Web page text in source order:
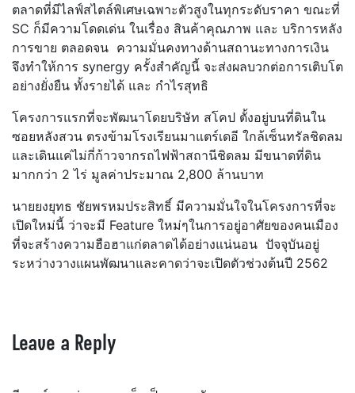
ตลาดที่มีไลฟ์สไตล์พิเศษเฉพาะตัวสูงในทุกระดับราคา ขณะที่
SC ก็มีความโดดเด่น ในเรื่อง สินค้าคุณภาพ และ บริการหลัง
การขาย ตลอดจน ความมั่นคงทางด้านสถานะทางการเงิน
จึงทำให้การ synergy ครั้งสำคัญนี้ จะส่งผลบวกต่อการเติบโต
อย่างยั่งยืน ทั้งรายได้ และ กำไรสุทธิ
โครงการแรกที่จะพัฒนาโดยบริษัท สโคป ตั้งอยู่บนที่ดินใน
ซอยหลังสวน ตรงข้ามโรงเรียนมาแตร์เดอี ใกล้เซ็นทรัลชิดลม
และเดินแค่ไม่กี่ก้าวจากรถไฟฟ้าสถานีชิดลม มีขนาดที่ดิน
มากกว่า 2 ไร่ มูลค่าประมาณ 2,800 ล้านบาท
นายยงยุทธ ชัยพรหมประสิทธิ์ มีความมั่นใจในโครงการที่จะ
เปิดใหม่นี้ ว่าจะมี Feature ใหม่ๆในการอยู่อาศัยของคนเมือง
ที่จะสร้างความฮือฮาแก่ตลาดได้อย่างแน่นอน ปัจจุบันอยู่
ระหว่างวางแผนพัฒนาและคาดว่าจะเปิดตัวช่วงต้นปี 2562
Leave a Reply